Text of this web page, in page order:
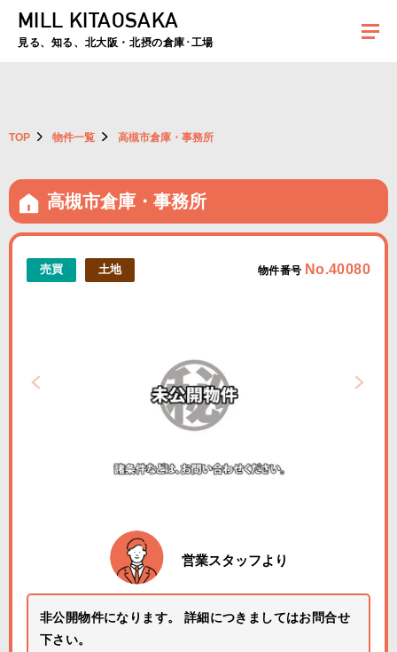
夏季休暇のお知らせ：2026年8月8日(土)～8月16日(日)まで休業とさせていた
MILL KITAOSAKA
見る、知る、北大阪・北摂の倉庫･工場
TOP 物件一覧 高槻市倉庫・事務所
高槻市倉庫・事務所
売買 土地 物件番号 No.40080
営業スタッフより
非公開物件になります。 詳細につきましてはお問合せ
下さい。